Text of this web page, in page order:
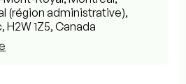
(région administrative),
H2W 1Z5, Canada